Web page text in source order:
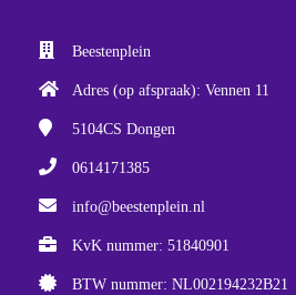
Beestenplein
Adres (op afspraak): Vennen 11
5104CS Dongen
0614171385
info@beestenplein.nl
KvK nummer: 51840901
BTW nummer: NL002194232B21